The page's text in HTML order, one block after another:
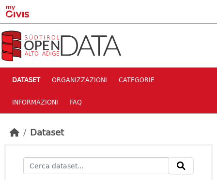
Skip to main content
DATASET ORGANIZZAZIONI CATEGORIE
INFORMAZIONI FAQ
Dataset